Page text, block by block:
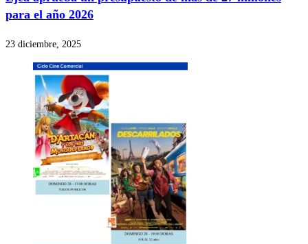
para el año 2026
23 diciembre, 2025